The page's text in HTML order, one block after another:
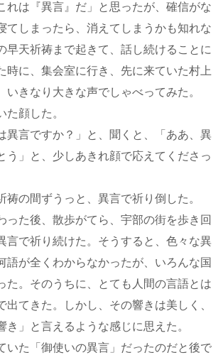
れは『異言』だ」と思ったが、確信がな
てしまったら、消えてしまうかも知れな
早天祈祷まで起きて、話し続けることに
時に、集会室に行き、先に来ていた村上
いきなり大きな声でしゃべってみた。
顔した。
言ですか？」と、聞くと、「ああ、異
う」と、少しあきれ顔で応えてくださっ
の間ずうっと、異言で祈り倒した。
た後、散歩がてら、宇部の街を歩き回
言で祈り続けた。そうすると、色々な異
語が全くわからなかったが、いろんな国
た。そのうちに、とても人間の言語とは
出てきた。しかし、その響きは美しく、
き」と言えるような感じに思えた。
た「御使いの異言」だったのだと後で